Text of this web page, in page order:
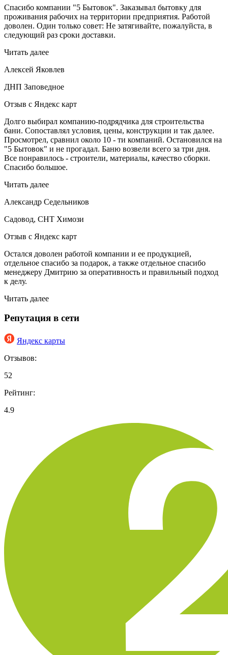
Спасибо компании "5 Бытовок". Заказывал бытовку для
проживания рабочих на территории предприятия. Работой
доволен. Один только совет: Не затягивайте, пожалуйста, в
следующий раз сроки доставки.
Читать далее
Алексей Яковлев
ДНП Заповедное
Отзыв с Яндекс карт
Долго выбирал компанию-подрядчика для строительства
бани. Сопоставлял условия, цены, конструкции и так далее.
Просмотрел, сравнил около 10 - ти компаний. Остановился на
"5 Бытовок" и не прогадал. Баню возвели всего за три дня.
Все понравилось - строители, материалы, качество сборки.
Спасибо большое.
Читать далее
Александр Седельников
Садовод, СНТ Химози
Отзыв с Яндекс карт
Остался доволен работой компании и ее продукцией,
отдельное спасибо за подарок, а также отдельное спасибо
менеджеру Дмитрию за оперативность и правильный подход
к делу.
Читать далее
Репутация в сети
Яндекс карты
Отзывов:
52
Рейтинг:
4.9